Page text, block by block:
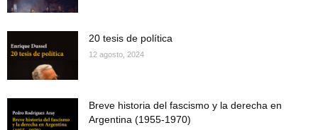
20 tesis de política
12 agosto, 2024
Breve historia del fascismo y la derecha en
Argentina (1955-1970)